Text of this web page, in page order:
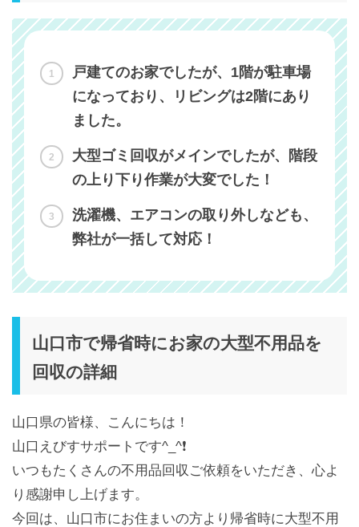
戸建てのお家でしたが、1階が駐車場
になっており、リビングは2階にあり
ました。
大型ゴミ回収がメインでしたが、階段
の上り下り作業が大変でした！
洗濯機、エアコンの取り外しなども、
弊社が一括して対応！
山口市で帰省時にお家の大型不用品を
回収の詳細
山口県の皆様、こんにちは ！
山口えびすサポートです^_^❗️
いつもたくさんの不用品回収ご依頼をいただき、心よ
り感謝申し上げます。
今回は、山口市にお住まいの方より帰省時に大型不用